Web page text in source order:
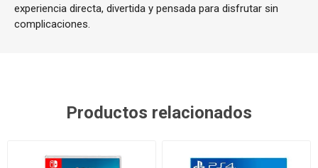
experiencia directa, divertida y pensada para disfrutar sin
complicaciones.
Productos relacionados